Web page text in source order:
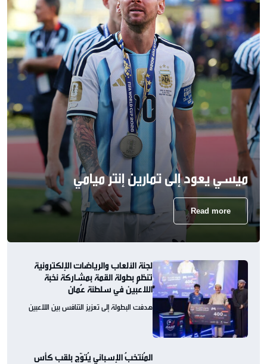
ميسي يعود إلى تمارين إنتر ميامي
Read more
لجنة الألعاب والرياضات الإلكترونية
تنظم بطولة القمة بمشاركة نخبة
اللاعبين في سلطنة عُمان
هدفت البطولة إلى تعزيز التنافس بين اللاعبين
المُنتخبُ الإسباني يُتوّج بلقب كأس